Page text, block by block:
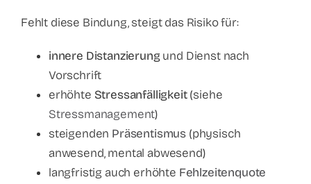
Fehlt diese Bindung, steigt das Risiko für:
innere Distanzierungund Dienst nach
Vorschrift
erhöhte Stressanfälligkeit(siehe
Stressmanagement)
steigenden Präsentismus (physisch
anwesend, mental abwesend)
langfristig auch erhöhte Fehlzeitenquote